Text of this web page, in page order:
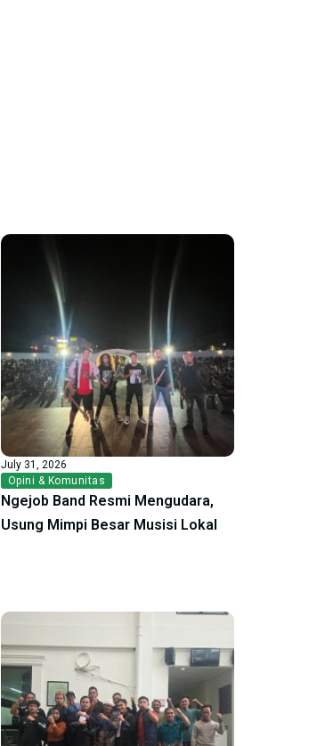
July 31, 2026
Opini & Komunitas
Ngejob Band Resmi Mengudara,
Usung Mimpi Besar Musisi Lokal